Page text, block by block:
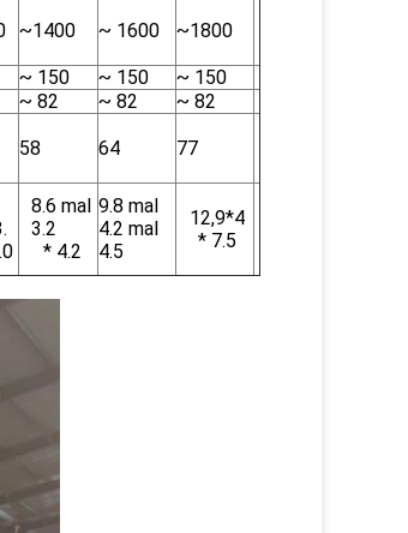
~1400 ~ 1600 ~1800
~ 150 ~ 150
~ 150
~ 82 ~ 82
~ 82
58 64 77
8.6 mal
3.2
* 4.2
9.8 mal
4.2 mal
4.5
12,9*4
* 7.5